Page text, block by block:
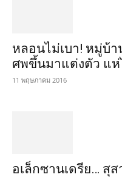
หลอนไม่เบา! หมู่บ้
ศพขึ้นมาแต่งตัว แห่
11 พฤษภาคม 2016
อเล็กซานเดรีย… สุ